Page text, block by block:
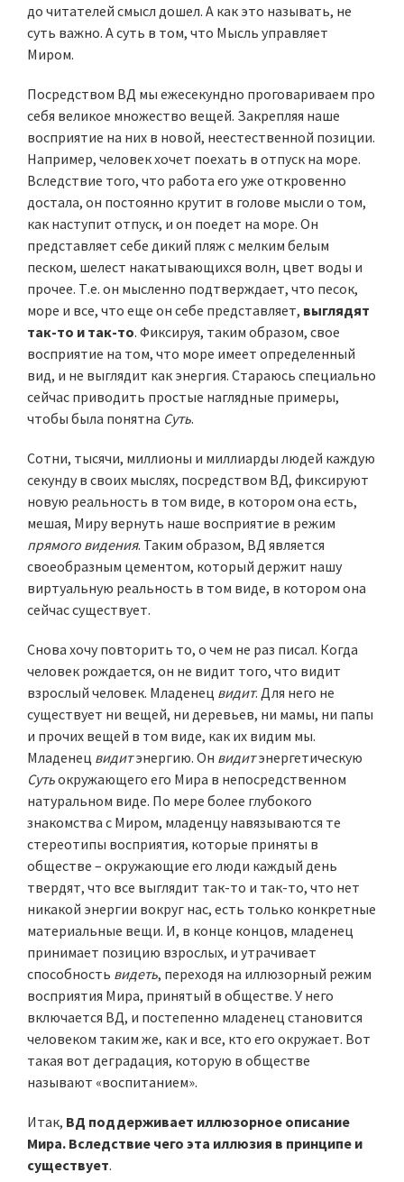
до читателей смысл дошел. А как это называть, не
суть важно. А суть в том, что Мысль управляет
Миром.
Посредством ВД мы ежесекундно проговариваем про
себя великое множество вещей. Закрепляя наше
восприятие на них в новой, неестественной позиции.
Например, человек хочет поехать в отпуск на море.
Вследствие того, что работа его уже откровенно
достала, он постоянно крутит в голове мысли о том,
как наступит отпуск, и он поедет на море. Он
представляет себе дикий пляж с мелким белым
песком, шелест накатывающихся волн, цвет воды и
прочее. Т.е. он мысленно подтверждает, что песок,
море и все, что еще он себе представляет, выглядят
так-то и так-то. Фиксируя, таким образом, свое
восприятие на том, что море имеет определенный
вид, и не выглядит как энергия. Стараюсь специально
сейчас приводить простые наглядные примеры,
чтобы была понятна Суть.
Сотни, тысячи, миллионы и миллиарды людей каждую
секунду в своих мыслях, посредством ВД, фиксируют
новую реальность в том виде, в котором она есть,
мешая, Миру вернуть наше восприятие в режим
прямого видения. Таким образом, ВД является
своеобразным цементом, который держит нашу
виртуальную реальность в том виде, в котором она
сейчас существует.
Снова хочу повторить то, о чем не раз писал. Когда
человек рождается, он не видит того, что видит
взрослый человек. Младенец видит. Для него не
существует ни вещей, ни деревьев, ни мамы, ни папы
и прочих вещей в том виде, как их видим мы.
Младенец видитэнергию. Он видитэнергетическую
Сутьокружающего его Мира в непосредственном
натуральном виде. По мере более глубокого
знакомства с Миром, младенцу навязываются те
стереотипы восприятия, которые приняты в
обществе – окружающие его люди каждый день
твердят, что все выглядит так-то и так-то, что нет
никакой энергии вокруг нас, есть только конкретные
материальные вещи. И, в конце концов, младенец
принимает позицию взрослых, и утрачивает
способность видеть, переходя на иллюзорный режим
восприятия Мира, принятый в обществе. У него
включается ВД, и постепенно младенец становится
человеком таким же, как и все, кто его окружает. Вот
такая вот деградация, которую в обществе
называют «воспитанием».
Итак, ВД поддерживает иллюзорное описание
Мира. Вследствие чего эта иллюзия в принципе и
существует.